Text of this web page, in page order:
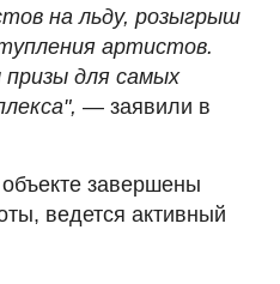
на льду, розыгрыш
артистов.
для самых
— заявили в
завершены
ведется активный